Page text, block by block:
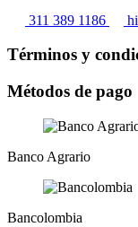
311 389 1186
Términos y
Métodos de pago
Banco Agrario
Bancolombia